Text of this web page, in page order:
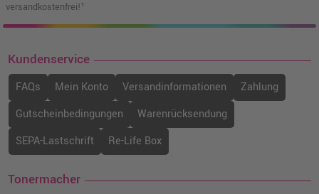
versandkostenfrei!¹
Kundenservice
FAQs Mein Konto Versandinformationen
Zahlung
Gutscheinbedingungen
Warenrücksendung
SEPA-Lastschrift
Re-Life Box
Tonermacher